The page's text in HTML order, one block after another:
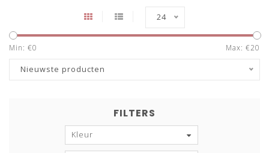
24
Min: €0 Max: €20
Nieuwste producten
FILTERS
Kleur